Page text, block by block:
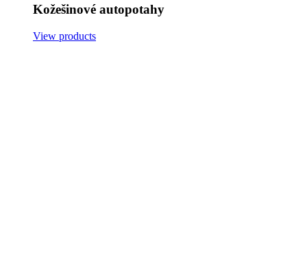
Kožešinové autopotahy
View products